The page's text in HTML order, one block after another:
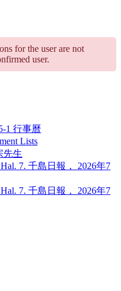
for the user are not
user.
1 行事曆
Lists
先生
7. 千島日報， 2026年7
7. 千島日報， 2026年7